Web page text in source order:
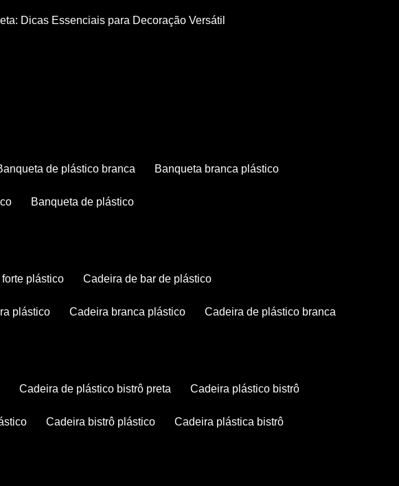
Dicas Essenciais para Decoração Versátil
banqueta de plástico branca banqueta branca plástico
banqueta de plástico
forte plástico cadeira de bar de plástico
plástico cadeira branca plástico cadeira de plástico branca
cadeira de plástico bistrô preta cadeira plástico bistrô
cadeira bistrô plástico cadeira plástica bistrô